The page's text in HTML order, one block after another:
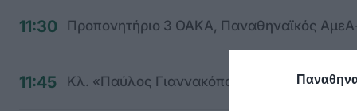
11:30 Προπονητήριο 3 ΟΑΚΑ, Παναθηναϊκός
11:45 Κλ. «Παύλος Γιαννακόπουλος»